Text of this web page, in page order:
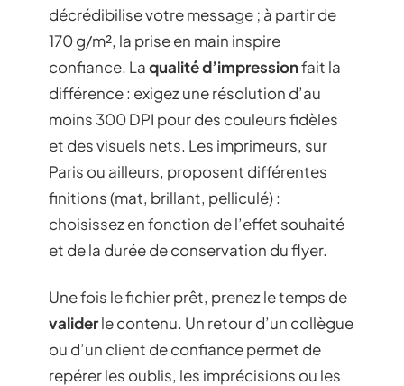
décrédibilise votre message ; à partir de
170 g/m², la prise en main inspire
confiance. Laqualité d’impressionfait la
différence : exigez une résolution d’au
moins 300 DPI pour des couleurs fidèles
et des visuels nets. Les imprimeurs, sur
Paris ou ailleurs, proposent différentes
finitions (mat, brillant, pelliculé) :
choisissez en fonction de l’effet souhaité
et de la durée de conservation du flyer.
Une fois le fichier prêt, prenez le temps de
validerle contenu. Un retour d’un collègue
ou d’un client de confiance permet de
repérer les oublis, les imprécisions ou les